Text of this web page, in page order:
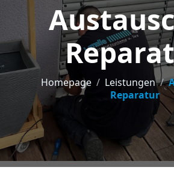
Homepage / Leistungen /
Reparatur